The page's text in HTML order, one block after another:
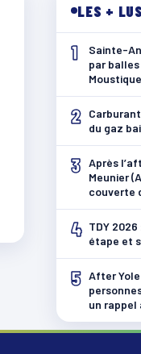
LES + LUS
1
Sainte-
par balles
2
du gaz
3 Après
Meunier
couverte
4 TDY
étape et
5 After
un rappel